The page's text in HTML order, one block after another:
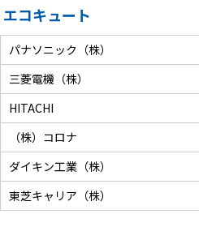
エコキュート
パナソニック（株）
三菱電機（株）
HITACHI
（株）コロナ
ダイキン工業（株）
東芝キャリア（株）